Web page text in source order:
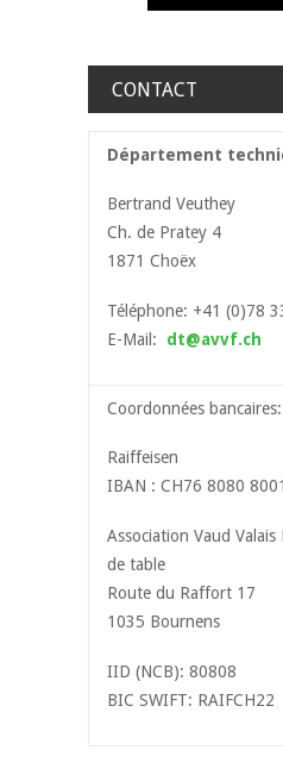
CONTACT
Département
Bertrand Veuthey
Ch. de Pratey 4
1871 Choëx
Téléphone: +41 (0)78
E-Mail: dt@avvf.ch
Coordonnées bancaires:
Raiffeisen
IBAN : CH76 8080
Association Vaud
de table
Route du Raffort 17
1035 Bournens
IID (NCB): 80808
BIC SWIFT: RAIFCH22